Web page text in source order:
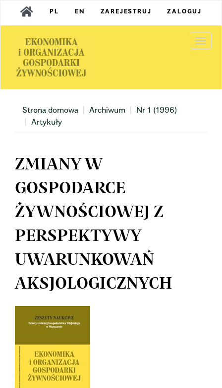
Main
Navigation
Content
Sidebar
PL EN ZAREJESTRUJ ZALOGUJ
Strona domowa Archiwum
Nr 1 (1996)
Artykuły
ZMIANY W
GOSPODARCE
ŻYWNOŚCIOWEJ Z
PERSPEKTYWY
UWARUNKOWAŃ
AKSJOLOGICZNYCH
Article
Sidebar